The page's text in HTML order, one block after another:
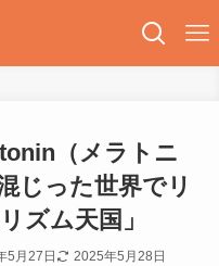
（メラトニ
じった世界でリ
ズム天国」
5月27日 2025年5月28日